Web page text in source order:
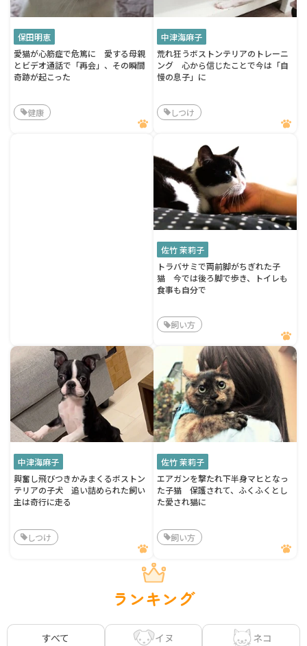
保田明恵
愛猫が心筋症で危篤に 愛する母親
とビデオ通話で「再会」、その瞬間
奇跡が起こった
健康
中津海麻子
荒れ狂うボストンテリアのトレーニ
ング 心から信じたことで今は「自
慢の息子」に
しつけ
佐竹 茉莉子
トラバサミで両前脚がちぎれた子
猫 今では後ろ脚で歩き、トイレも
食事も自分で
飼い方
中津海麻子
興奮し飛びつきかみまくるボストン
テリアの子犬 追い詰められた飼い
主は奇行に走る
しつけ
佐竹 茉莉子
エアガンを撃たれ下半身マヒとなっ
た子猫 保護されて、ふくふくとし
た愛され猫に
飼い方
ランキング
すべて イヌ ネコ